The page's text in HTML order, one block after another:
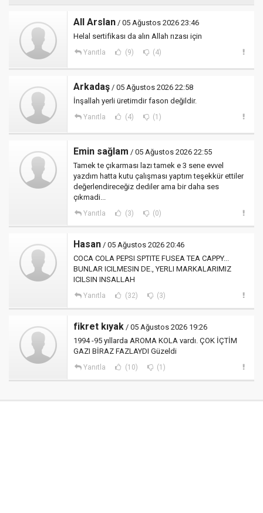
All Arslan / 05 Ağustos 2026 23:46
Helal sertifikası da alın Allah rızası için
Yanıtla (9) (4)
Arkadaş / 05 Ağustos 2026 22:58
İnşallah yerli üretimdir fason değildir.
Yanıtla (4) (1)
Emin sağlam / 05 Ağustos 2026 22:55
Tamek te çıkarması lazı tamek e 3 sene evvel
yazdım hatta kutu çalışması yaptım teşekkür ettiler
değerlendireceğiz dediler ama bir daha ses
çıkmadi...
Yanıtla (3) (0)
Hasan / 05 Ağustos 2026 20:46
COCA COLA PEPSI SPTITE FUSEA TEA CAPPY...
BUNLAR ICILMESIN DE., YERLI MARKALARIMIZ
ICILSIN INSALLAH
Yanıtla (32) (3)
fikret kıyak / 05 Ağustos 2026 19:26
1994 -95 yıllarda AROMA KOLA vardı. ÇOK İÇTİM
GAZI BİRAZ FAZLAYDI Güzeldi
Yanıtla (10) (1)